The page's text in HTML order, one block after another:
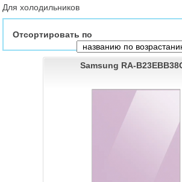
Для холодильников
Отсортировать по
Samsung RA-